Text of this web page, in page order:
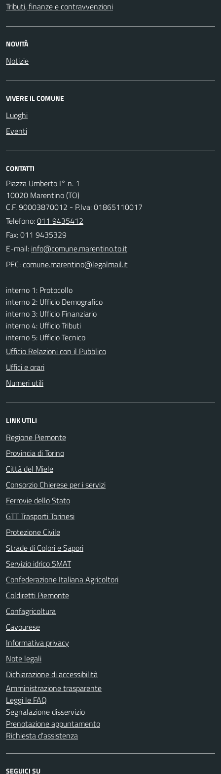
Tributi, finanze e contravvenzioni
NOVITÀ
Notizie
VIVERE IL COMUNE
Luoghi
Eventi
CONTATTI
Piazza Umberto I° n. 1
10020 Marentino (TO)
C.F. 90003870012 - P.Iva: 01865110017
Telefono:011 9435412
Fax: 011 9435329
E-mail:
PEC:
interno 1: Protocollo
interno 2: Ufficio Demografico
interno 3: Ufficio Finanziario
interno 4: Ufficio Tributi
interno 5: Ufficio Tecnico
Ufficio Relazioni con il Pubblico
Uffici e orari
Numeri utili
LINK UTILI
Regione Piemonte
Provincia di Torino
Città del Miele
Consorzio Chierese per i servizi
Ferrovie dello Stato
GTT Trasporti Torinesi
Protezione Civile
Strade di Colori e Sapori
Servizio idrico SMAT
Confederazione Italiana Agricoltori
Coldiretti Piemonte
Confagricoltura
Cavourese
Informativa privacy
Note legali
Dichiarazione di accessibilità
Amministrazione trasparente
Leggi le FAQ
Segnalazione disservizio
Prenotazione appuntamento
Richiesta d'assistenza
SEGUICI SU